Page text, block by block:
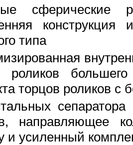
сферические
типа
роликов
торцов роликов с
сепаратора
направляющее
и усиленный